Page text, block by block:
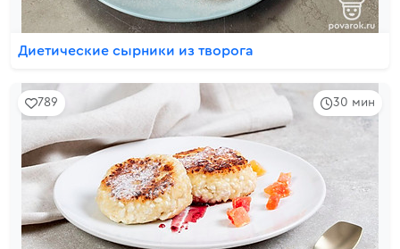
Диетические сырники из творога
30 мин
789